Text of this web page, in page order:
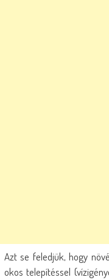
Azt se feledjük, hogy
okos telepítéssel